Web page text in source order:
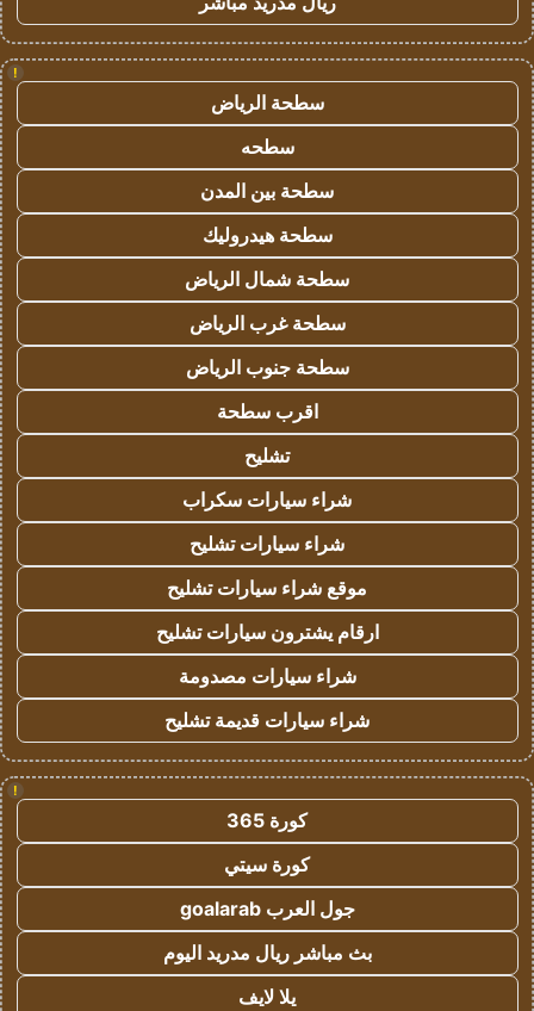
!
سطحة الرياض
سطحه
سطحة بين المدن
سطحة هيدروليك
سطحة شمال الرياض
سطحة غرب الرياض
سطحة جنوب الرياض
اقرب سطحة
تشليح
شراء سيارات سكراب
شراء سيارات تشليح
موقع شراء سيارات تشليح
ارقام يشترون سيارات تشليح
شراء سيارات مصدومة
شراء سيارات قديمة تشليح
!
كورة 365
كورة سيتي
جول العرب goalarab
بث مباشر ريال مدريد اليوم
يلا لايف